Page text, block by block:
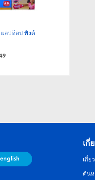
แลปท็อป พิ้งค์
english
เกี่
เกี่ย
ค้น